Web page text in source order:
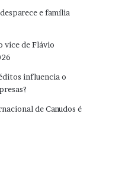
e família
vice de Flávio
influencia o
de Canudos é